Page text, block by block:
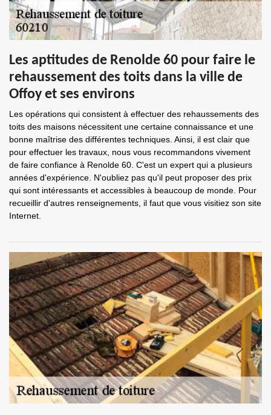
Les aptitudes de Renolde 60 pour faire le
rehaussement des toits dans la ville de
Offoy et ses environs
Les opérations qui consistent à effectuer des rehaussements des
toits des maisons nécessitent une certaine connaissance et une
bonne maîtrise des différentes techniques. Ainsi, il est clair que
pour effectuer les travaux, nous vous recommandons vivement
de faire confiance à Renolde 60. C'est un expert qui a plusieurs
années d'expérience. N'oubliez pas qu'il peut proposer des prix
qui sont intéressants et accessibles à beaucoup de monde. Pour
recueillir d'autres renseignements, il faut que vous visitiez son site
Internet.